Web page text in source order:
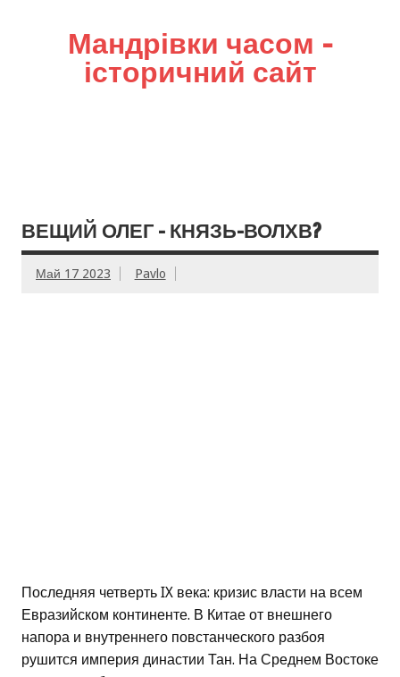
Мандрівки часом –
історичний сайт
ВЕЩИЙ ОЛЕГ – КНЯЗЬ-ВОЛХВ?
Май 17 2023 Pavlo
Последняя четверть IX века: кризис власти на всем
Евразийском континенте. В Китае от внешнего
напора и внутреннего повстанческого разбоя
рушится империя династии Тан. На Среднем Востоке